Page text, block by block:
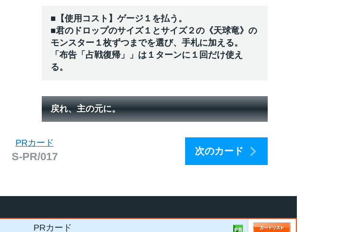
■【使用コスト】ゲージ１を払う。
■君のドロップのサイズ１とサイズ２の《天球竜》の
モンスター１枚ずつまでを選び、手札に加える。
「布告「占戦復帰」」は１ターンに１回だけ使え
る。
戻れ、主の元に。
PRカード
S-PR/017 次のカード
PRカード